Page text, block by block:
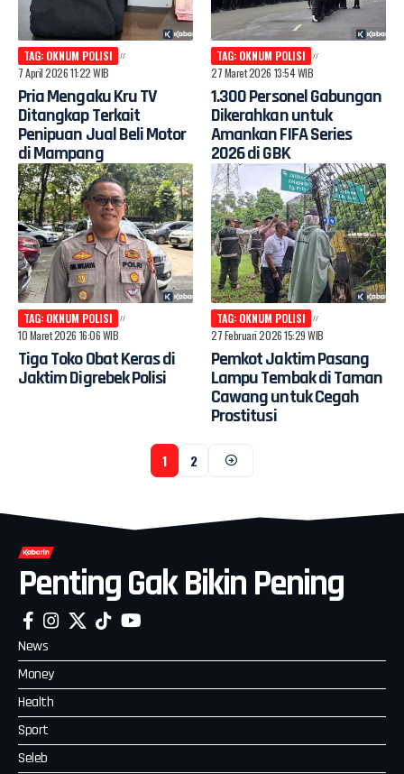
TAG: OKNUM POLISI
7 April 2026 11:22 WIB
Pria Mengaku Kru TV
Ditangkap Terkait
Penipuan Jual Beli Motor
di Mampang
TAG: OKNUM POLISI
27 Maret 2026 13:54 WIB
1.300 Personel Gabungan
Dikerahkan untuk
Amankan FIFA Series
2026 di GBK
TAG: OKNUM POLISI
10 Maret 2026 16:06 WIB
Tiga Toko Obat Keras di
Jaktim Digrebek Polisi
TAG: OKNUM POLISI
27 Februari 2026 15:29 WIB
Pemkot Jaktim Pasang
Lampu Tembak di Taman
Cawang untuk Cegah
Prostitusi
1 2
Penting Gak Bikin Pening
News
Money
Health
Sport
Seleb